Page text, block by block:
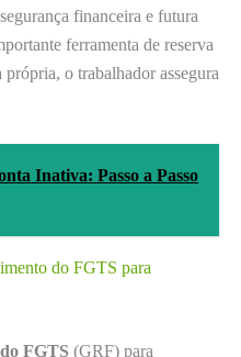
financeira e futura
ferramenta de reserva
o trabalhador assegura
Inativa: Passo a Passo
do FGTS para
FGTS (GRF) para